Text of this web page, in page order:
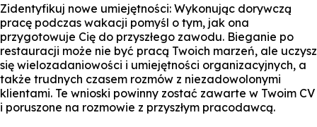
Zidentyfikuj nowe umiejętności: Wykonując dorywczą
pracę podczas wakacji pomyśl o tym, jak ona
przygotowuje Cię do przyszłego zawodu. Bieganie po
restauracji może nie być pracą Twoich marzeń, ale uczysz
się wielozadaniowości i umiejętności organizacyjnych, a
także trudnych czasem rozmów z niezadowolonymi
klientami. Te wnioski powinny zostać zawarte w Twoim CV
i poruszone na rozmowie z przyszłym pracodawcą.